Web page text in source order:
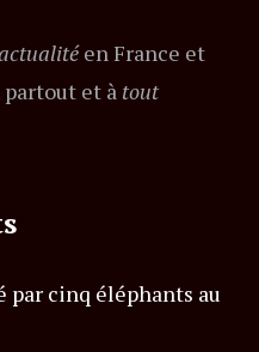
en France et
et à tout
cinq éléphants au